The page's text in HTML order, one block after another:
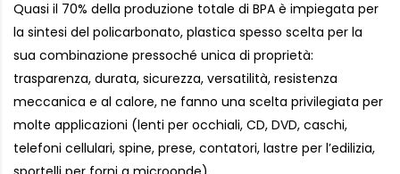
Quasi il 70% della produzione totale di BPA è impiegata per
la sintesi del policarbonato, plastica spesso scelta per la
sua combinazione pressoché unica di proprietà:
trasparenza, durata, sicurezza, versatilità, resistenza
meccanica e al calore, ne fanno una scelta privilegiata per
molte applicazioni (lenti per occhiali, CD, DVD, caschi,
telefoni cellulari, spine, prese, contatori, lastre per l’edilizia,